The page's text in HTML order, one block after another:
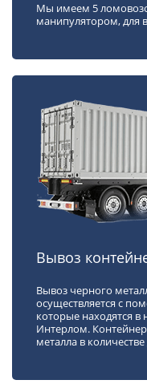
Мы имеем 5
манипулятором, для
Вывоз
Вывоз черного
осуществляется с
которые находятся
Интерлом.
металла в